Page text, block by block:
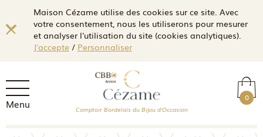
Maison Cézame utilise des cookies sur ce site. Avec
votre consentement, nous les utiliserons pour mesurer
et analyser l'utilisation du site (cookies analytiques).
J'accepte/ Personnaliser
Menu 0
Comptoir Bordelais du Bijou d'Occasion